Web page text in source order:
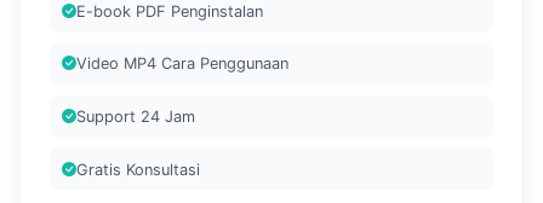
E-book PDF Penginstalan
Video MP4 Cara Penggunaan
Support 24 Jam
Gratis Konsultasi